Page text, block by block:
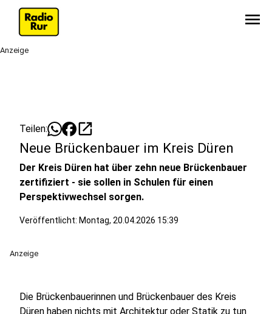
menu
Anzeige
Teilen: open_in_new
Neue Brückenbauer im Kreis Düren
Der Kreis Düren hat über zehn neue Brückenbauer
zertifiziert - sie sollen in Schulen für einen
Perspektivwechsel sorgen.
Veröffentlicht: Montag, 20.04.2026 15:39
Anzeige
Die Brückenbauerinnen und Brückenbauer des Kreis
Düren haben nichts mit Architektur oder Statik zu tun